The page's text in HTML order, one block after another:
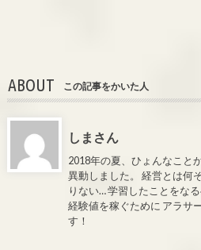
ABOUT この記事をかいた人
しまさん
2018年の夏、ひょんなこと
異動しました。 経営とは何
りない… 学習したことをな
経験値を稼ぐために アラサ
す！